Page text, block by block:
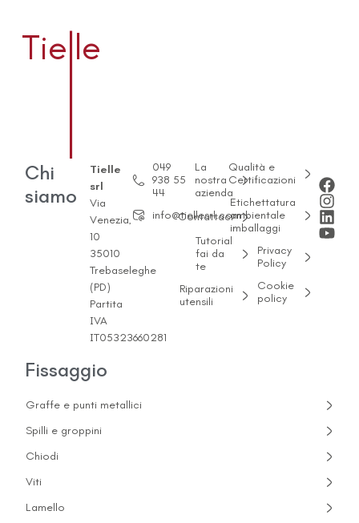
Tielle
Chi
siamo
Tielle
srl
Via
Venezia,
10
35010
Trebaseleghe
(PD)
Partita
IVA
IT05323660281
049
938 55
44
info@tiellesrl.com
La
nostra
azienda
Contattaci
Tutorial
fai da
te
Riparazioni
utensili
Qualità e
Certificazioni
Etichettatura
ambientale
imballaggi
Privacy
Policy
Cookie
policy
Fissaggio
Graffe e punti metallici
Spilli e groppini
Chiodi
Viti
Lamello